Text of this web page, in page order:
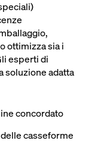
ottimizza sia i
esperti di
soluzione adatta
concordato
casseforme